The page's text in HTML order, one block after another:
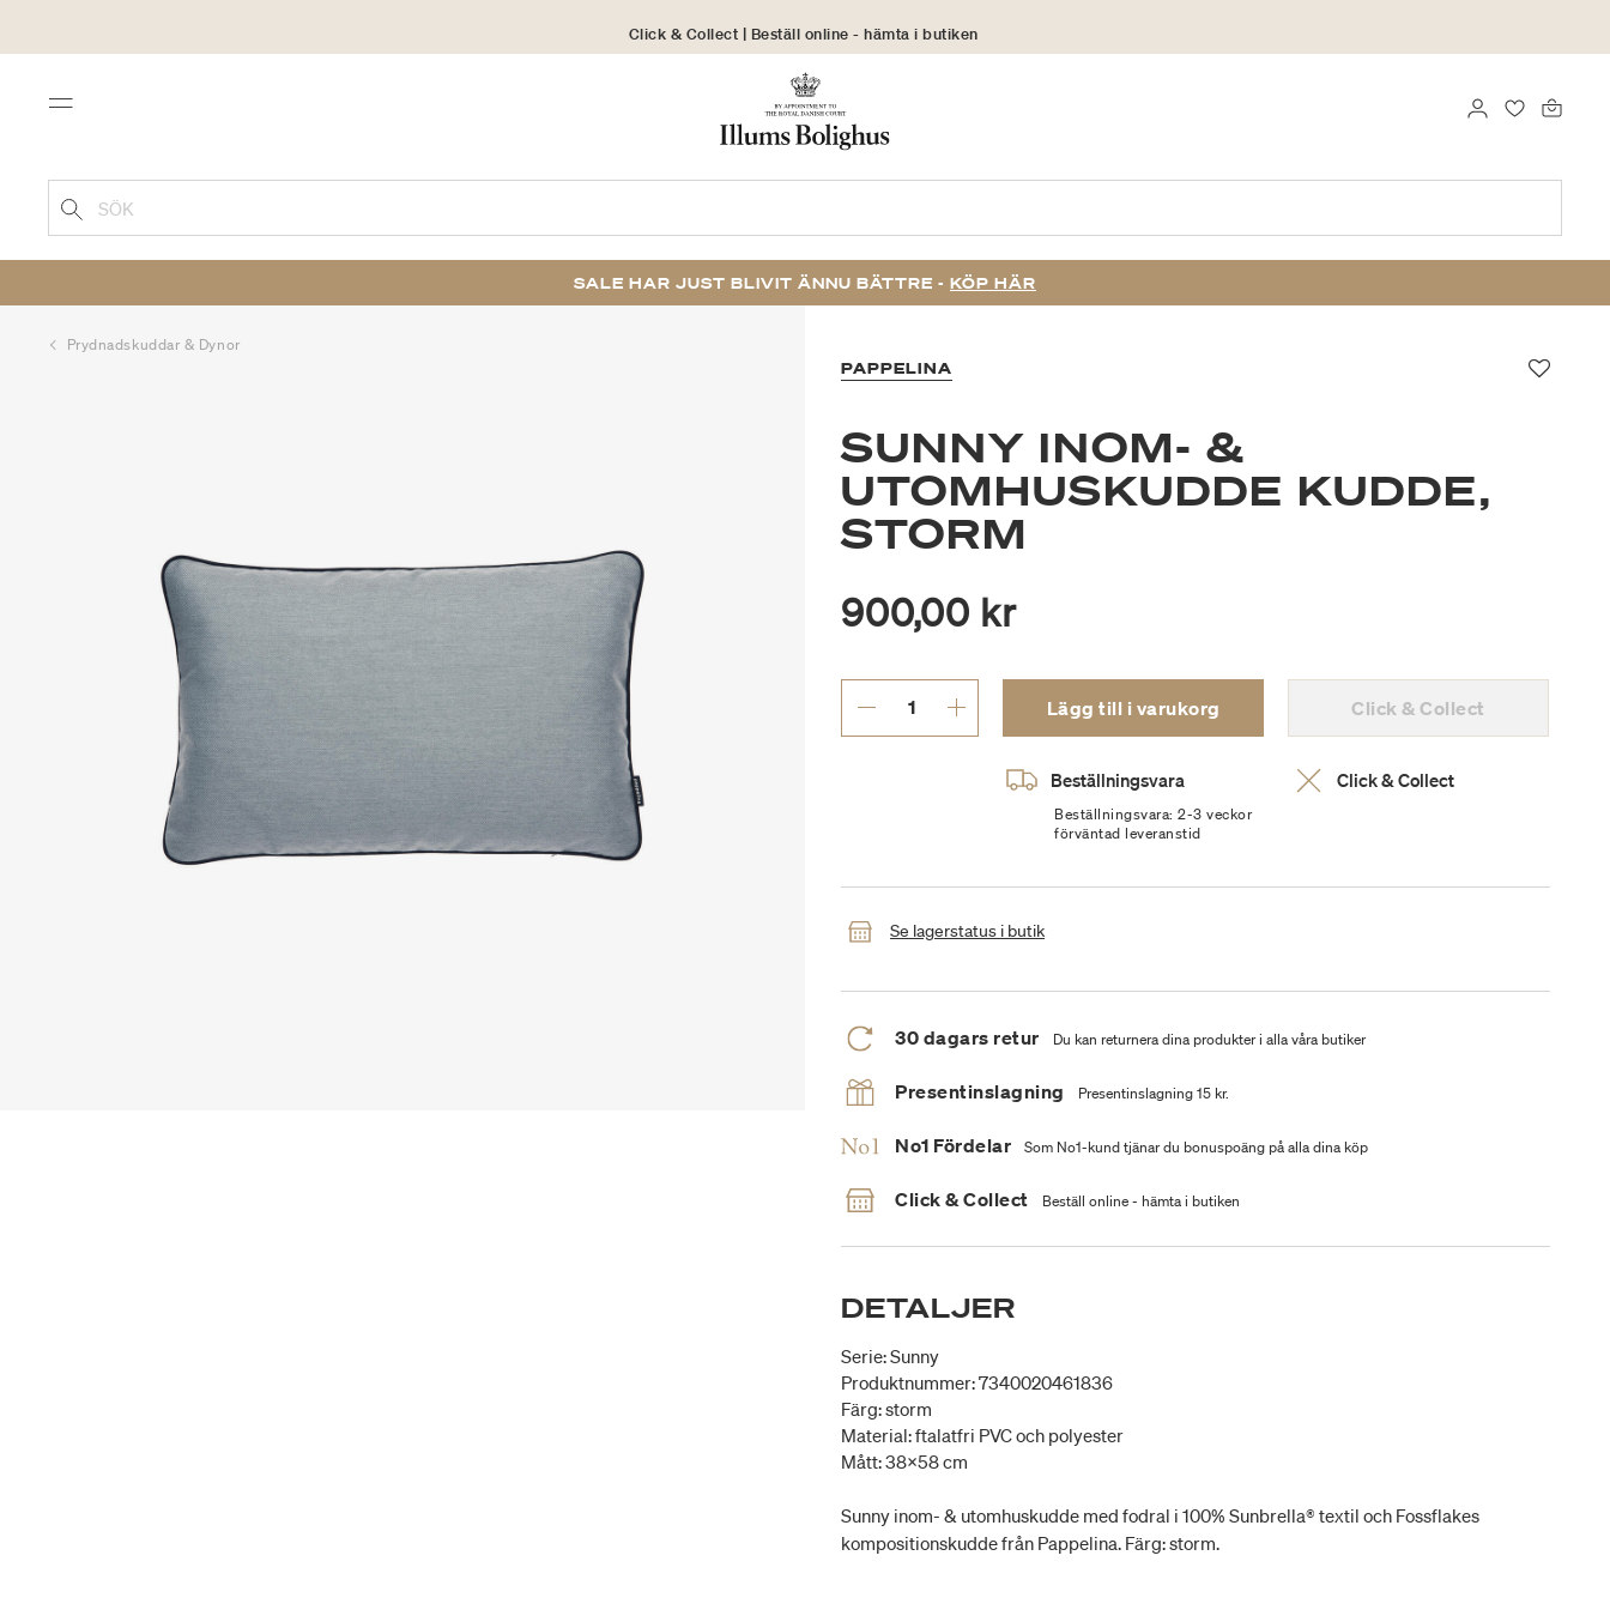
Click & Collect | Beställ online - hämta i butiken
30 dagars returrätt
Menu FAVORITER
LOGGA IN
SÖK
SALE HAR JUST BLIVIT ÄNNU BÄTTRE - KÖP HÄR
Prydnadskuddar & Dynor
PAPPELINA
SUNNY INOM- &
UTOMHUSKUDDE KUDDE,
STORM
900,00 kr
Lägg till i varukorg Click & Collect
Beställningsvara
Beställningsvara: 2-3 veckor
förväntad leveranstid
Click & Collect
Se lagerstatus i butik
30 dagars retur Du kan returnera dina produkter i alla våra butiker
Presentinslagning Presentinslagning 15 kr.
No1 Fördelar Som No1-kund tjänar du bonuspoäng på alla dina köp
Click & Collect Beställ online - hämta i butiken
DETALJER
Serie: Sunny
Produktnummer: 7340020461836
Färg: storm
Material: ftalatfri PVC och polyester
Mått: 38x58 cm
Sunny inom- & utomhuskudde med fodral i 100% Sunbrella® textil och Fossflakes
kompositionskudde från Pappelina. Färg: storm.